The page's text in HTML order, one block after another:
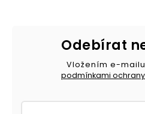
Odebírat
Vložením e-
podmínkami